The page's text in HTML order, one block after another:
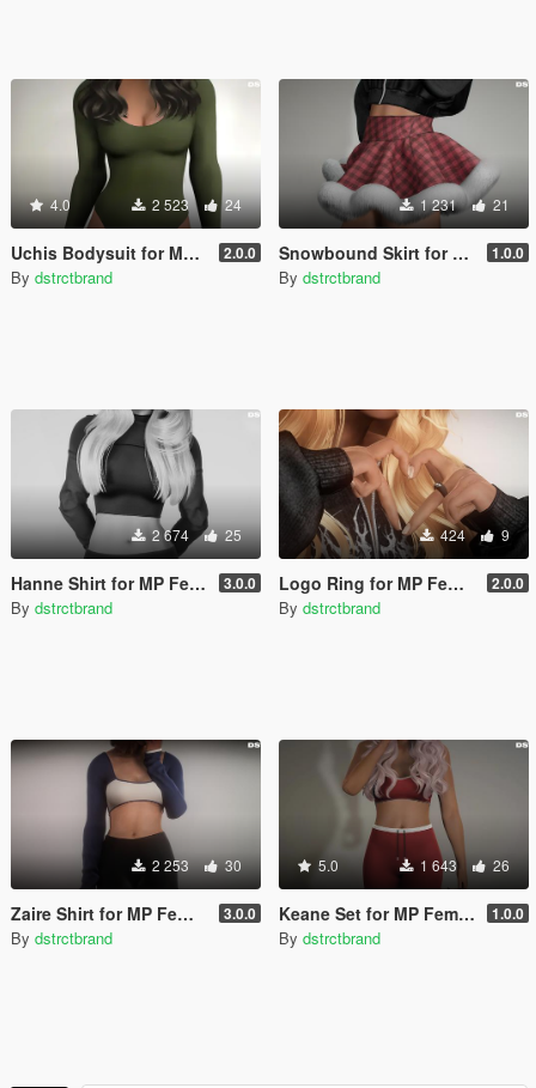
4.0 2 523 24
Uchis Bodysuit for MP Female 2.0.0
By dstrctbrand
1 231 21
Snowbound Skirt for MP Female 1.0.0
By dstrctbrand
2 674 25
Hanne Shirt for MP Female 3.0.0
By dstrctbrand
424 9
Logo Ring for MP Female 2.0.0
By dstrctbrand
2 253 30
Zaire Shirt for MP Female 3.0.0
By dstrctbrand
5.0 1 643 26
Keane Set for MP Female 1.0.0
By dstrctbrand